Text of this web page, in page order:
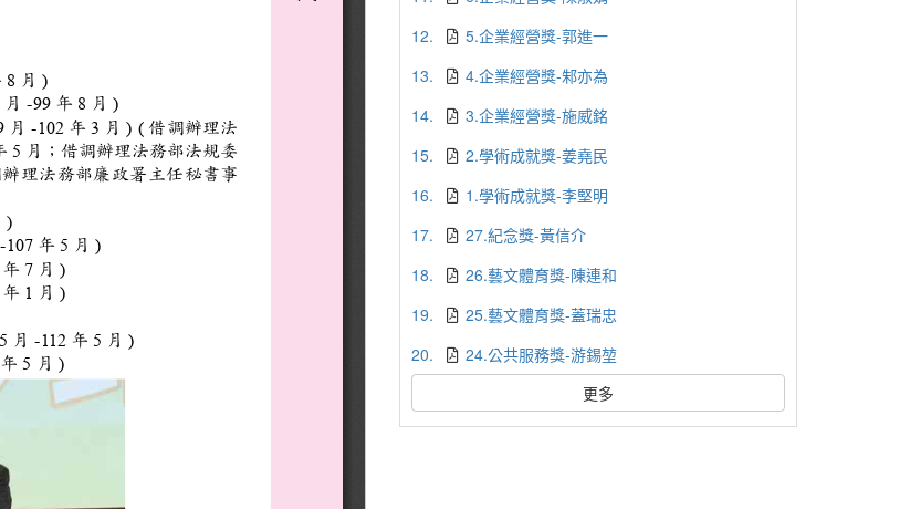
12.
5.企業經營獎-郭進一
13.
4.企業經營獎-邾亦為
14.
3.企業經營獎-施威銘
15.
2.學術成就獎-姜堯民
16.
1.學術成就獎-李堅明
17.
27.紀念獎-黃信介
18.
26.藝文體育獎-陳連和
19.
25.藝文體育獎-蓋瑞忠
20.
24.公共服務獎-游錫堃
更多